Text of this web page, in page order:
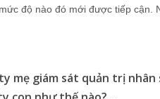
độ nào đó mới được tiếp cận.
mẹ giám sát quản trị nhân